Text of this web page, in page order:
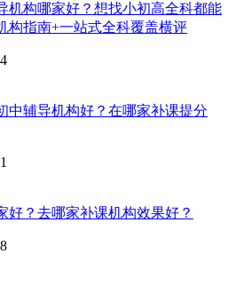
机构哪家好？想找小初高全科都能
构指南+一站式全科覆盖横评
中辅导机构好？在哪家补课提分
好？去哪家补课机构效果好？